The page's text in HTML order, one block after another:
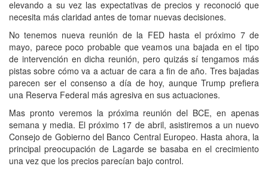
elevando a su vez las expectativas de precios y reconoció que
necesita más claridad antes de tomar nuevas decisiones.
No tenemos nueva reunión de la FED hasta el próximo 7 de
mayo, parece poco probable que veamos una bajada en el tipo
de intervención en dicha reunión, pero quizás sí tengamos más
pistas sobre cómo va a actuar de cara a fin de año. Tres bajadas
parecen ser el consenso a día de hoy, aunque Trump prefiera
una Reserva Federal más agresiva en sus actuaciones.
Mas pronto veremos la próxima reunión del BCE, en apenas
semana y media. El próximo 17 de abril, asistiremos a un nuevo
Consejo de Gobierno del Banco Central Europeo. Hasta ahora, la
principal preocupación de Lagarde se basaba en el crecimiento
una vez que los precios parecían bajo control.